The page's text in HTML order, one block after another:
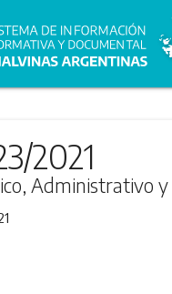
2021
Administrativo